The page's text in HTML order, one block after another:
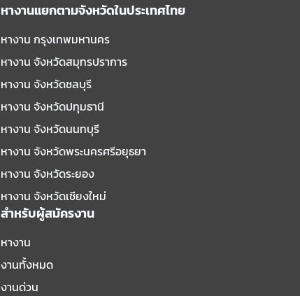
หางานแยกตามจังหวัดในประเทศไทย
หางาน กรุงเทพมหานคร
หางาน จังหวัดสมุทรปราการ
หางาน จังหวัดชลบุรี
หางาน จังหวัดปทุมธานี
หางาน จังหวัดนนทบุรี
หางาน จังหวัดพระนครศรีอยุธยา
หางาน จังหวัดระยอง
หางาน จังหวัดเชียงใหม่
สำหรับผู้สมัครงาน
หางาน
งานทั้งหมด
งานด่วน